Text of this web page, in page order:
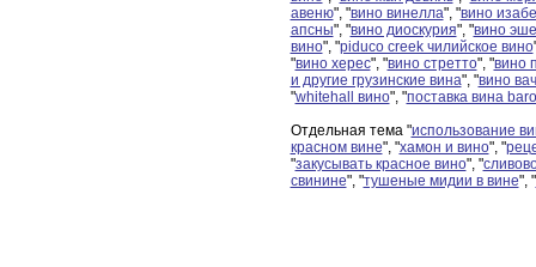
авеню", "вино винелла", "вино
апсны", "вино диоскурия", "вино
вино", "piduco creek чилийское вино
"вино херес", "вино стретто", "вино
и другие грузинские вина", "вино
"whitehall вино", "поставка вина
Отдельная тема "использование
красном вине", "хамон и вино", "
"закусывать красное вино", "
свинине", "тушеные мидии в вине", "